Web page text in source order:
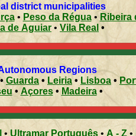
Real district municipalities
• Peso da Régua• Ribeira
de Aguiar •Vila Real •
Autonomous Regions
• Guarda • Leiria• Lisboa •
•Açores • Madeira •
• Ultramar Português• A - Z•